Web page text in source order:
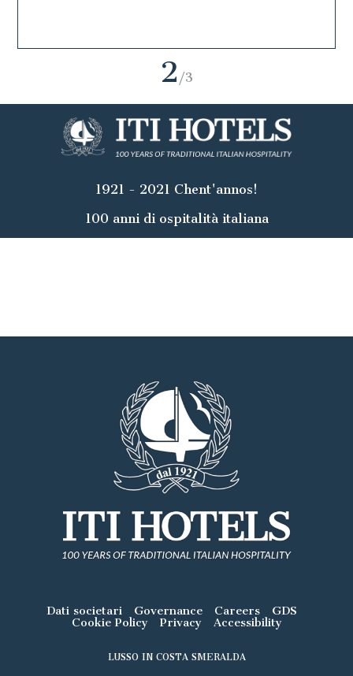
2 /3
1921 - 2021 Chent'annos!
100 anni di ospitalità italiana
Dati societari Governance Careers
GDS
Cookie Policy
Privacy Accessibility
LUSSO IN COSTA SMERALDA